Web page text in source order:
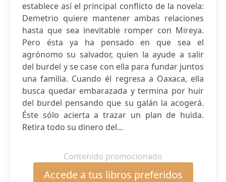
establece así el principal conflicto de la novela:
Demetrio quiere mantener ambas relaciones
hasta que sea inevitable romper con Mireya.
Pero ésta ya ha pensado en que sea el
agrónomo su salvador, quien la ayude a salir
del burdel y se case con ella para fundar juntos
una familia. Cuando él regresa a Oaxaca, ella
busca quedar embarazada y termina por huir
del burdel pensando que su galán la acogerá.
Éste sólo acierta a trazar un plan de huida.
Retira todo su dinero del...
Contenido promocionado
Accede a tus libros preferidos